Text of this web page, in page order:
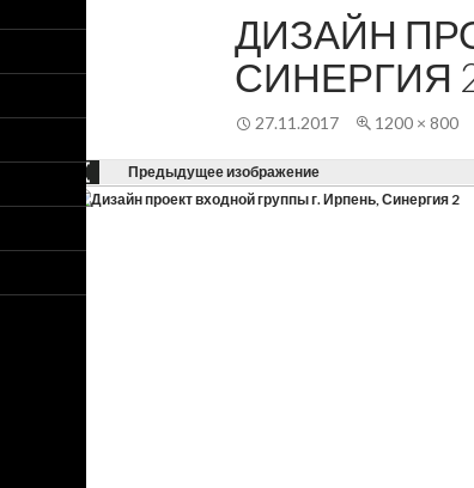
ДИЗАЙН
СИНЕРГИЯ
27.11.2017 1200 × 800
Предыдущее изображение